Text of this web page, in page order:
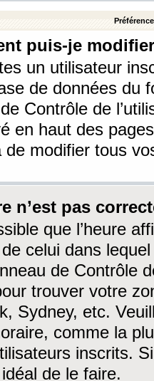
puis-je
un utilisateur
de données du
Contrôle de
en haut des
de modifier tous
n’est pas
que l’heure
celui dans
de Contrôle
trouver votre
Sydney, etc.
comme la
inscrits.
de le faire.